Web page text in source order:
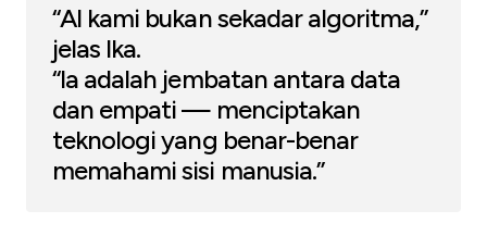
“AI kami bukan sekadar algoritma,”
jelas Ika.
“Ia adalah jembatan antara data
dan empati — menciptakan
teknologi yang benar-benar
memahami sisi manusia.”